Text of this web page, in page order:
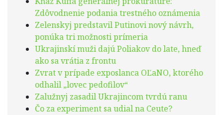
Zdôvodnenie podania trestného oznámenia
Zelenskyj predstavil Putinovi nový návrh,
ponúka tri možnosti prímeria
Ukrajinskí muži dajú Poliakov do late, hneď
ako sa vrátia z frontu
Zvrat v prípade exposlanca OĽaNO, ktorého
odhalil „lovec pedofilov“
Zalužnyj zasadil Ukrajincom tvrdú ranu
Čo za experiment sa udial na Ceute?